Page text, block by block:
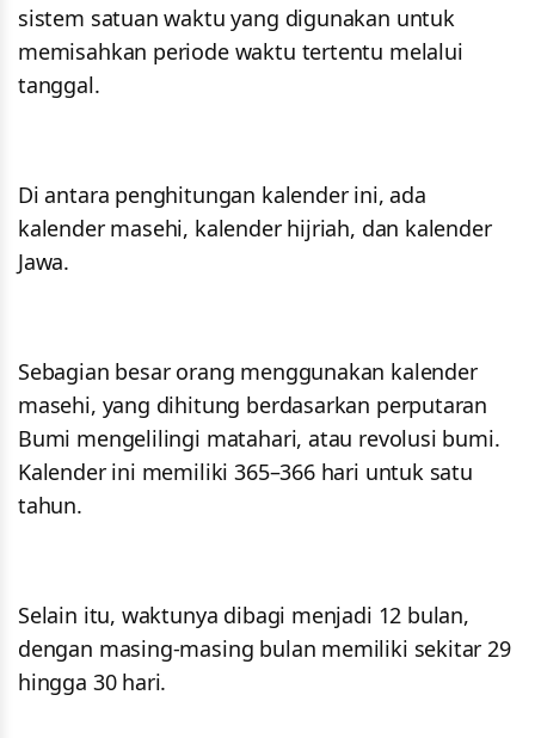
sistem satuan waktu yang digunakan untuk
memisahkan periode waktu tertentu melalui
tanggal.
Di antara penghitungan kalender ini, ada
kalender masehi, kalender hijriah, dan kalender
Jawa.
Sebagian besar orang menggunakan kalender
masehi, yang dihitung berdasarkan perputaran
Bumi mengelilingi matahari, atau revolusi bumi.
Kalender ini memiliki 365–366 hari untuk satu
tahun.
Selain itu, waktunya dibagi menjadi 12 bulan,
dengan masing-masing bulan memiliki sekitar 29
hingga 30 hari.